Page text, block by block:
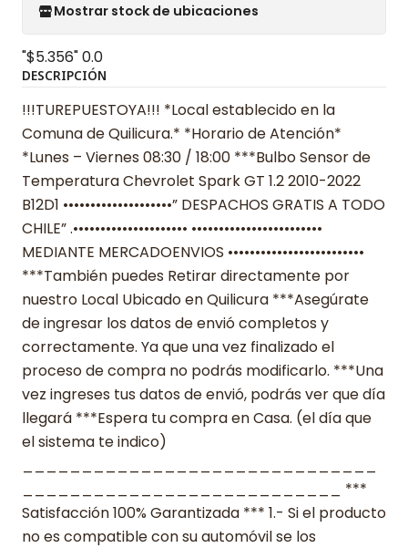
Mostrar stock de ubicaciones
"$5.356"0.0
DESCRIPCIÓN
!!!TUREPUESTOYA!!! *Local establecido en la
Comuna de Quilicura.* *Horario de Atención*
*Lunes – Viernes 08:30 / 18:00 ***Bulbo Sensor de
Temperatura Chevrolet Spark GT 1.2 2010-2022
B12D1 ••••••••••••••••••••” DESPACHOS GRATIS A TODO
CHILE” .••••••••••••••••••••• ••••••••••••••••••••••••
MEDIANTE MERCADOENVIOS •••••••••••••••••••••••••
***También puedes Retirar directamente por
nuestro Local Ubicado en Quilicura ***Asegúrate
de ingresar los datos de envió completos y
correctamente. Ya que una vez finalizado el
proceso de compra no podrás modificarlo. ***Una
vez ingreses tus datos de envió, podrás ver que día
llegará ***Espera tu compra en Casa. (el día que
el sistema te indico)
___________________________ ***
Satisfacción 100% Garantizada *** 1.- Si el producto
no es compatible con su automóvil se los